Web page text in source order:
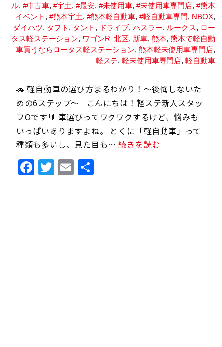
ル,#中古車,#宇土,#最安,#未使用車,#未使用車専門店,#熊本
イベント ,#熊本宇土,#熊本軽自動車,#軽自動車専門, NBOX,
ダイハツ, タフト , タント , ドライブ,ハスラー, ルークス, ロー
タス軽ステーション, ワゴンR,北区, 新車,熊本,熊本で軽自動
車買うならロータス軽ステーション,熊本軽未使用車専門店,
軽ステ,軽未使用車専門店,軽自動車
🚗 軽自動車の選び方まるわかり！〜後悔しないた
めの6ステップ〜 こんにちは！軽ステ新人スタッ
フOです🔰 車選びってワクワクするけど、悩みも
いっぱいありますよね。 とくに「軽自動車」って
種類も多いし、見た目も…続きを読む
Facebook
TwitterEmail